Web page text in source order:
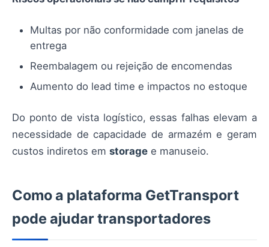
Multas por não conformidade com janelas de
entrega
Reembalagem ou rejeição de encomendas
Aumento do lead time e impactos no estoque
Do ponto de vista logístico, essas falhas elevam a
necessidade de capacidade de armazém e geram
custos indiretos em storage e manuseio.
Como a plataforma GetTransport
pode ajudar transportadores